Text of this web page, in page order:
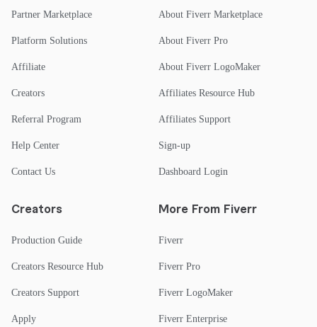
Partner Marketplace
Platform Solutions
Affiliate
Creators
Referral Program
Help Center
Contact Us
About Fiverr Marketplace
About Fiverr Pro
About Fiverr LogoMaker
Affiliates Resource Hub
Affiliates Support
Sign-up
Dashboard Login
Creators
Production Guide
Creators Resource Hub
Creators Support
Apply
More From Fiverr
Fiverr
Fiverr Pro
Fiverr LogoMaker
Fiverr Enterprise